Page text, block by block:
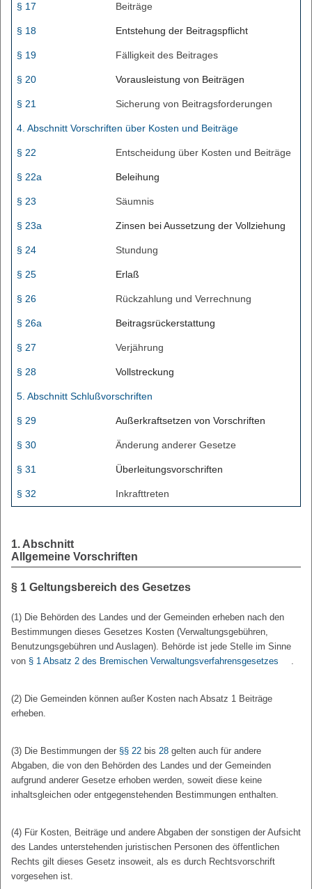
§ 17 Beiträge
§ 18 Entstehung der Beitragspflicht
§ 19 Fälligkeit des Beitrages
§ 20 Vorausleistung von Beiträgen
§ 21 Sicherung von Beitragsforderungen
4. Abschnitt Vorschriften über Kosten und Beiträge
§ 22 Entscheidung über Kosten und Beiträge
§ 22a Beleihung
§ 23 Säumnis
§ 23a Zinsen bei Aussetzung der Vollziehung
§ 24 Stundung
§ 25 Erlaß
§ 26 Rückzahlung und Verrechnung
§ 26a Beitragsrückerstattung
§ 27 Verjährung
§ 28 Vollstreckung
5. Abschnitt Schlußvorschriften
§ 29 Außerkraftsetzen von Vorschriften
§ 30 Änderung anderer Gesetze
§ 31 Überleitungsvorschriften
§ 32 Inkrafttreten
1. Abschnitt
Allgemeine Vorschriften
§ 1 Geltungsbereich des Gesetzes
(1) Die Behörden des Landes und der Gemeinden erheben nach den
Bestimmungen dieses Gesetzes Kosten (Verwaltungsgebühren,
Benutzungsgebühren und Auslagen). Behörde ist jede Stelle im Sinne
von § 1 Absatz 2 des Bremischen Verwaltungsverfahrensgesetzes .
(2) Die Gemeinden können außer Kosten nach Absatz 1 Beiträge
erheben.
(3) Die Bestimmungen der §§ 22 bis 28 gelten auch für andere
Abgaben, die von den Behörden des Landes und der Gemeinden
aufgrund anderer Gesetze erhoben werden, soweit diese keine
inhaltsgleichen oder entgegenstehenden Bestimmungen enthalten.
(4) Für Kosten, Beiträge und andere Abgaben der sonstigen der Aufsicht
des Landes unterstehenden juristischen Personen des öffentlichen
Rechts gilt dieses Gesetz insoweit, als es durch Rechtsvorschrift
vorgesehen ist.